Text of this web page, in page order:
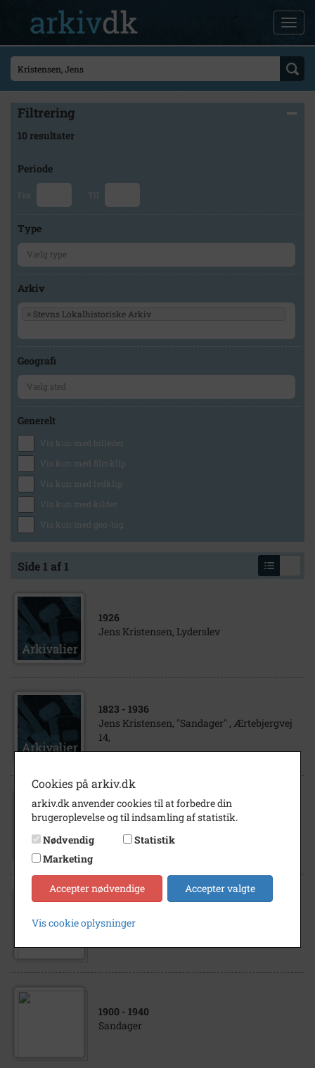
Filtrering
10 resultater
Periode
Fra Til
Type
Arkiv
× Stevns Lokalhistoriske Arkiv
Geografi
Generelt
Vis kun med billeder
Vis kun med filmklip
Vis kun med lydklip
Vis kun med kilder
Vis kun med geo-tag
Side 1 af 1
1926
Jens Kristensen, Lyderslev
1823 - 1936
Jens Kristensen, "Sandager" , Ærtebjergvej
14,
1910- 1940
1892- 1960
Ærtebjergvej 14 Lyderslev 4660 Store
1900 - 1940
Sandager
Cookies på arkiv.dk
arkiv.dk anvender cookies til at forbedre din
brugeroplevelse og til indsamling af statistik.
Nødvendig
Statistik
Marketing
Accepter nødvendige Accepter valgte
Vis cookie oplysninger